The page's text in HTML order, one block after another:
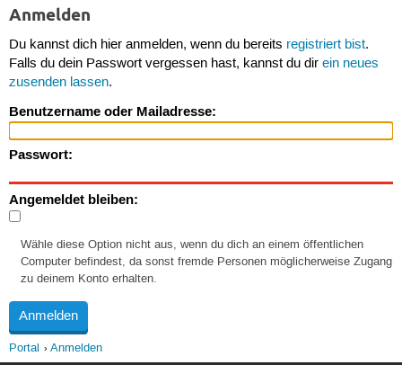
Anmelden
Du kannst dich hier anmelden, wenn du bereits registriert bist.
Falls du dein Passwort vergessen hast, kannst du dir ein neues
zusenden lassen.
Benutzername oder Mailadresse:
Passwort:
Angemeldet bleiben:
Wähle diese Option nicht aus, wenn du dich an einem öffentlichen
Computer befindest, da sonst fremde Personen möglicherweise Zugang
zu deinem Konto erhalten.
Portal Anmelden